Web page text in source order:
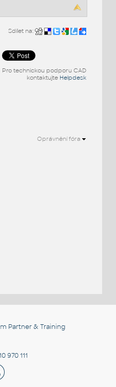
Sdílet na:
Pro technickou podporu CAD
kontaktujte Helpdesk
Oprávnění fóra
Partner & Training
970 111